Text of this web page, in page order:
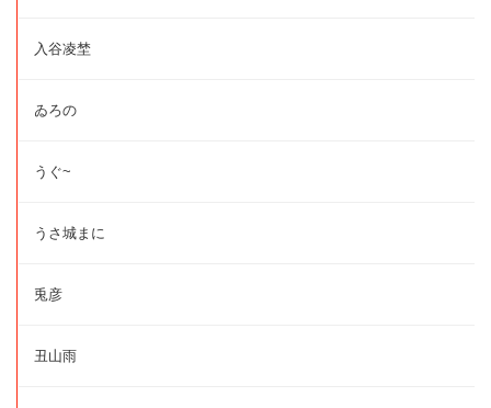
入谷凌埜
ゐろの
うぐ~
うさ城まに
兎彦
丑山雨